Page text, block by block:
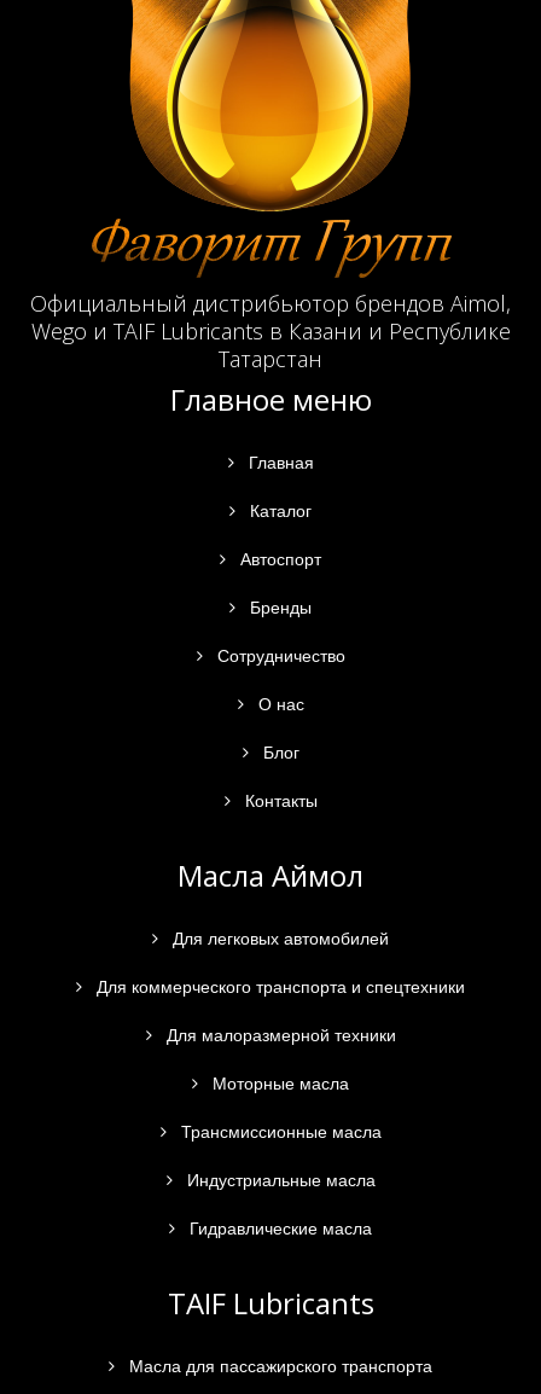
Официальный дистрибьютор брендов Aimol,
Wego и TAIF Lubricants в Казани и Республике
Татарстан
Главное меню
Главная
Каталог
Автоспорт
Бренды
Сотрудничество
О нас
Блог
Контакты
Масла Аймол
Для легковых автомобилей
Для коммерческого транспорта и спецтехники
Для малоразмерной техники
Моторные масла
Трансмиссионные масла
Индустриальные масла
Гидравлические масла
TAIF Lubricants
Масла для пассажирского транспорта